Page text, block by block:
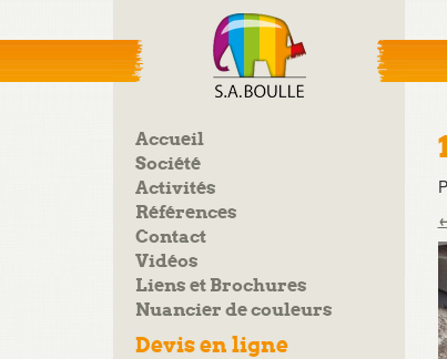
Accueil
Société
Activités
Références
Contact
Vidéos
Liens et Brochures
Nuancier de couleurs
Devis en ligne